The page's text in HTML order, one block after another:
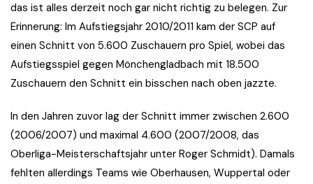
das ist alles derzeit noch gar nicht richtig zu belegen. Zur
Erinnerung: Im Aufstiegsjahr 2010/2011 kam der SCP auf
einen Schnitt von 5.600 Zuschauern pro Spiel, wobei das
Aufstiegsspiel gegen Mönchengladbach mit 18.500
Zuschauern den Schnitt ein bisschen nach oben jazzte.
In den Jahren zuvor lag der Schnitt immer zwischen 2.600
(2006/2007) und maximal 4.600 (2007/2008, das
Oberliga-Meisterschaftsjahr unter Roger Schmidt). Damals
fehlten allerdings Teams wie Oberhausen, Wuppertal oder